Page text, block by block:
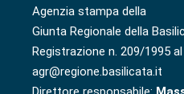
Agenzia stampa della
Giunta Regionale della
Registrazione n. 209/1995
agr@regione.basilicata.it